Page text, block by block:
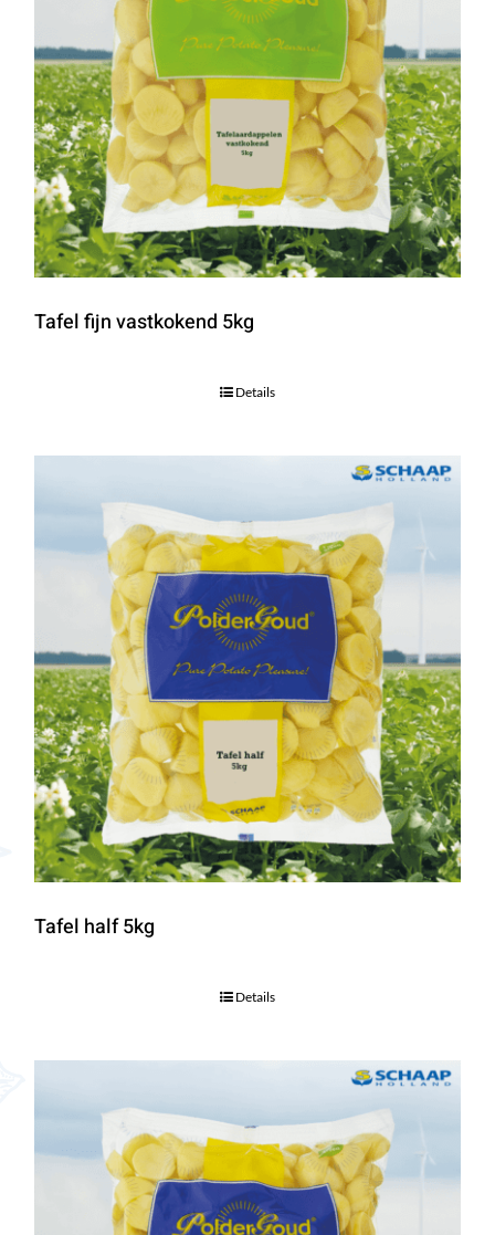
Tafel fijn vastkokend 5kg
Details
Tafel half 5kg
Details